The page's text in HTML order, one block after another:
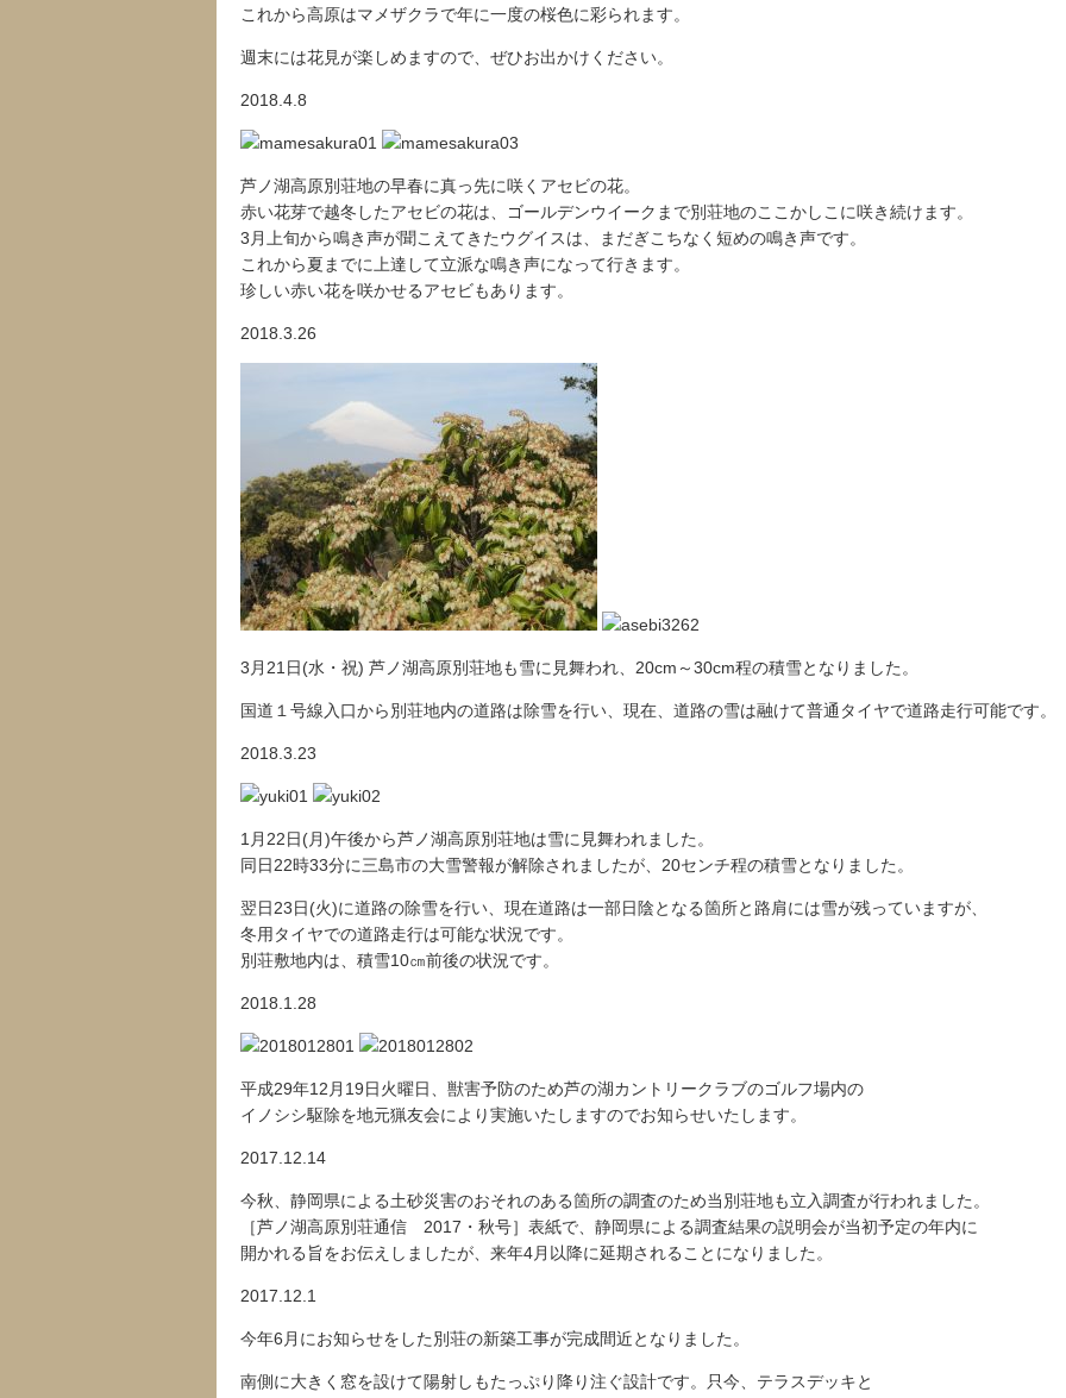
これから高原はマメザクラで年に一度の桜色に彩られます。
週末には花見が楽しめますので、ぜひお出かけください。
2018.4.8
芦ノ湖高原別荘地の早春に真っ先に咲くアセビの花。
赤い花芽で越冬したアセビの花は、ゴールデンウイークまで別荘地のここかしこに咲き続けます。
3月上旬から鳴き声が聞こえてきたウグイスは、まだぎこちなく短めの鳴き声です。
これから夏までに上達して立派な鳴き声になって行きます。
珍しい赤い花を咲かせるアセビもあります。
2018.3.26
3月21日(水・祝) 芦ノ湖高原別荘地も雪に見舞われ、20cm～30cm程の積雪となりました。
国道１号線入口から別荘地内の道路は除雪を行い、現在、道路の雪は融けて普通タイヤで道路走行可能です。
2018.3.23
1月22日(月)午後から芦ノ湖高原別荘地は雪に見舞われました。
同日22時33分に三島市の大雪警報が解除されましたが、20センチ程の積雪となりました。
翌日23日(火)に道路の除雪を行い、現在道路は一部日陰となる箇所と路肩には雪が残っていますが、
冬用タイヤでの道路走行は可能な状況です。
別荘敷地内は、積雪10㎝前後の状況です。
2018.1.28
平成29年12月19日火曜日、獣害予防のため芦の湖カントリークラブのゴルフ場内の
イノシシ駆除を地元猟友会により実施いたしますのでお知らせいたします。
2017.12.14
今秋、静岡県による土砂災害のおそれのある箇所の調査のため当別荘地も立入調査が行われました。
［芦ノ湖高原別荘通信 2017・秋号］表紙で、静岡県による調査結果の説明会が当初予定の年内に
開かれる旨をお伝えしましたが、来年4月以降に延期されることになりました。
2017.12.1
今年6月にお知らせをした別荘の新築工事が完成間近となりました。
南側に大きく窓を設けて陽射しもたっぷり降り注ぐ設計です。只今、テラスデッキと